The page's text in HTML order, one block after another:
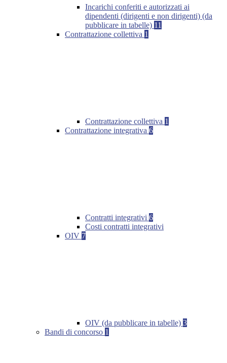
Incarichi conferiti e autorizzati ai
dipendenti (dirigenti e non dirigenti) (da
pubblicare in tabelle) 11
Contrattazione collettiva 1
Contrattazione collettiva 1
Contrattazione integrativa 6
Contratti integrativi 6
Costi contratti integrativi
OIV 7
OIV (da pubblicare in tabelle) 3
Bandi di concorso 1